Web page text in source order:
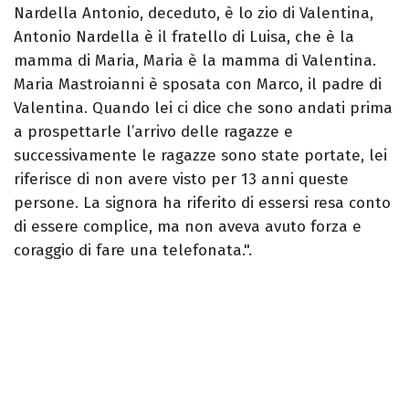
Nardella Antonio, deceduto, è lo zio di Valentina,
Antonio Nardella è il fratello di Luisa, che è la
mamma di Maria, Maria è la mamma di Valentina.
Maria Mastroianni è sposata con Marco, il padre di
Valentina. Quando lei ci dice che sono andati prima
a prospettarle l’arrivo delle ragazze e
successivamente le ragazze sono state portate, lei
riferisce di non avere visto per 13 anni queste
persone. La signora ha riferito di essersi resa conto
di essere complice, ma non aveva avuto forza e
coraggio di fare una telefonata.".